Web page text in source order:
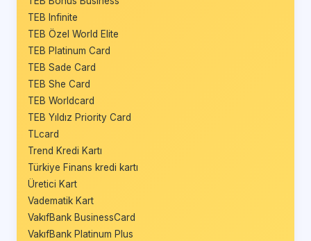
TEB Infinite
TEB Özel World Elite
TEB Platinum Card
TEB Sade Card
TEB She Card
TEB Worldcard
TEB Yıldız Priority Card
TLcard
Trend Kredi Kartı
Türkiye Finans kredi kartı
Üretici Kart
Vadematik Kart
VakıfBank BusinessCard
VakıfBank Platinum Plus